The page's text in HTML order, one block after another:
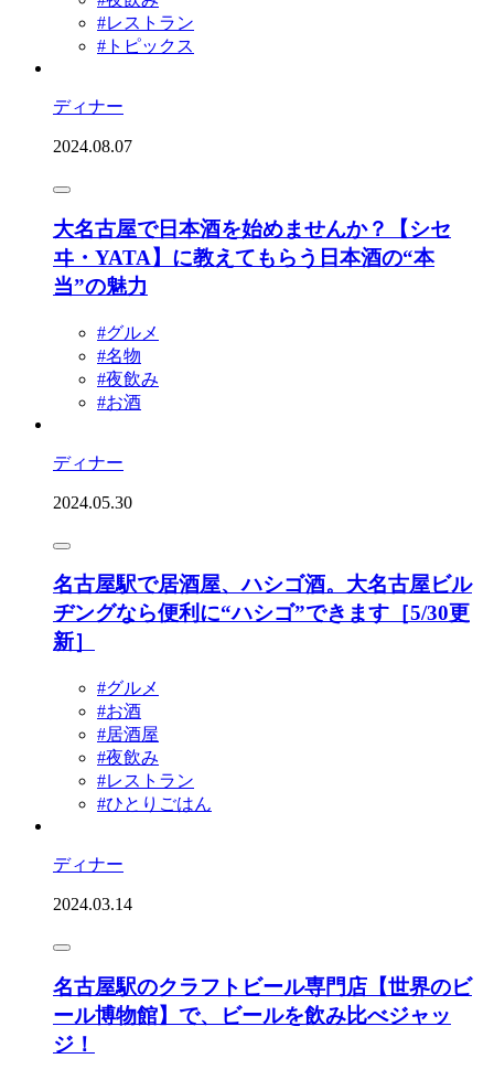
#レストラン
#トピックス
ディナー
2024.08.07
大名古屋で日本酒を始めませんか？【シセ
ヰ・YATA】に教えてもらう日本酒の“本
当”の魅力
#グルメ
#名物
#夜飲み
#お酒
ディナー
2024.05.30
名古屋駅で居酒屋、ハシゴ酒。大名古屋ビル
ヂングなら便利に“ハシゴ”できます［5/30更
新］
#グルメ
#お酒
#居酒屋
#夜飲み
#レストラン
#ひとりごはん
ディナー
2024.03.14
名古屋駅のクラフトビール専門店【世界のビ
ール博物館】で、ビールを飲み比べジャッ
ジ！